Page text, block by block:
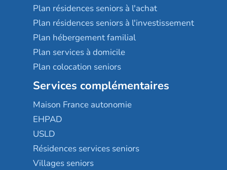
Plan résidences seniors à l'achat
Plan résidences seniors à l'investissement
Plan hébergement familial
Plan services à domicile
Plan colocation seniors
Services complémentaires
Maison France autonomie
EHPAD
USLD
Résidences services seniors
Villages seniors